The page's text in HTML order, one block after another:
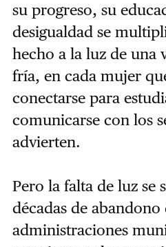
su progreso, su
desigualdad se
hecho a la luz de una
fría, en cada mujer
conectarse para
comunicarse con los
advierten.
Pero la falta de luz se
décadas de abandono
administraciones